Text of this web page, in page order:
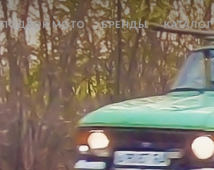
ПОДБОР МОТО БРЕНДЫ КАТАЛОГ